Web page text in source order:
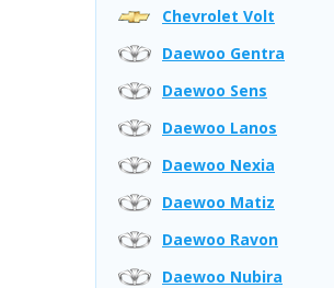
Chevrolet Volt
Daewoo Gentra
Daewoo Sens
Daewoo Lanos
Daewoo Nexia
Daewoo Matiz
Daewoo Ravon
Daewoo Nubira